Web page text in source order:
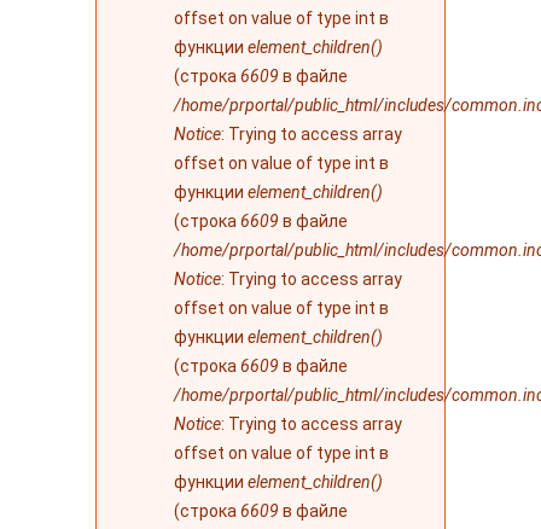
offset on value of type int в
функции element_children()
(строка 6609 в файле
/home/prportal/public_html/includes/
Notice: Trying to access array
offset on value of type int в
функции element_children()
(строка 6609 в файле
/home/prportal/public_html/includes/
Notice: Trying to access array
offset on value of type int в
функции element_children()
(строка 6609 в файле
/home/prportal/public_html/includes/
Notice: Trying to access array
offset on value of type int в
функции element_children()
(строка 6609 в файле